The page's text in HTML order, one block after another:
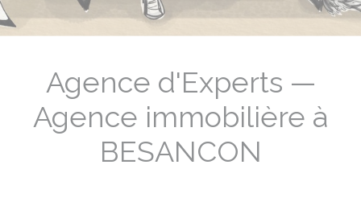
Agence d'Experts —
Agence immobilière à
BESANCON